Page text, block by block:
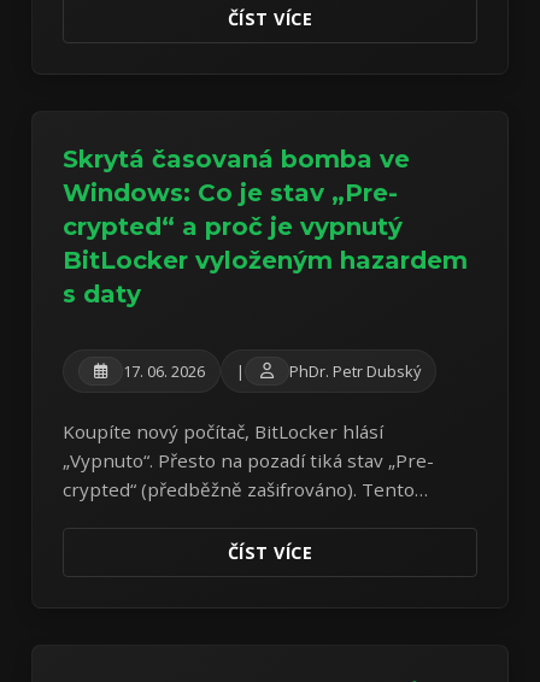
základním aktem digitální hygieny.
ČÍST VÍCE
Skrytá časovaná bomba ve
Windows: Co je stav „Pre-
crypted“ a proč je vypnutý
BitLocker vyloženým hazardem
s daty
17. 06. 2026 | PhDr. Petr Dubský
Koupíte nový počítač, BitLocker hlásí
„Vypnuto“. Přesto na pozadí tiká stav „Pre-
crypted“ (předběžně zašifrováno). Tento
ČÍST VÍCE